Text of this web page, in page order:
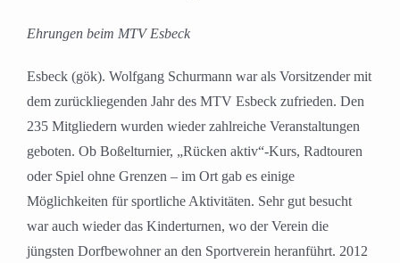
Ehrungen beim MTV Esbeck
Esbeck (gök). Wolfgang Schurmann war als Vorsitzender mit
dem zurückliegenden Jahr des MTV Esbeck zufrieden. Den
235 Mitgliedern wurden wieder zahlreiche Veranstaltungen
geboten. Ob Boßelturnier, „Rücken aktiv“-Kurs, Radtouren
oder Spiel ohne Grenzen – im Ort gab es einige
Möglichkeiten für sportliche Aktivitäten. Sehr gut besucht
war auch wieder das Kinderturnen, wo der Verein die
jüngsten Dorfbewohner an den Sportverein heranführt. 2012